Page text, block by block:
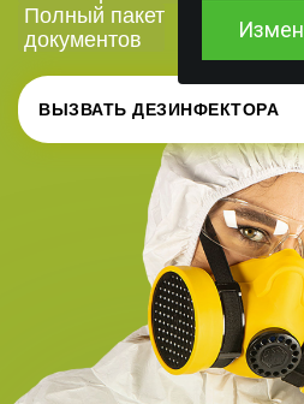
Полный пакет
документов
ВЫЗВАТЬ ДЕЗИНФЕКТОРА